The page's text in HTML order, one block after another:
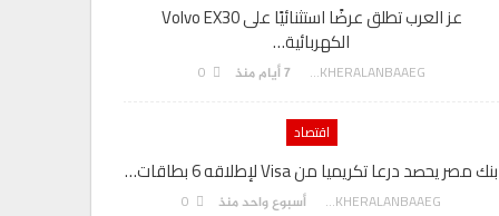
عز العرب تطلق عرضًا استثنائيًا على Volvo EX30
الكهربائية…
AKHERALANBAAEG 7 أيام منذ
اقتصاد
بنك مصر يحصد درعا تكريميا من Visa لإطلاقه 6 بطاقات…
AKHERALANBAAEG أسبوع واحد منذ